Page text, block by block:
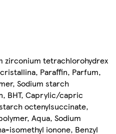
zirconium tetrachlorohydrex
Paraffin, Parfum,
Sodium starch
BHT, Caprylic/capric
octenylsuccinate,
Aqua, Sodium
isomethyl ionone, Benzyl